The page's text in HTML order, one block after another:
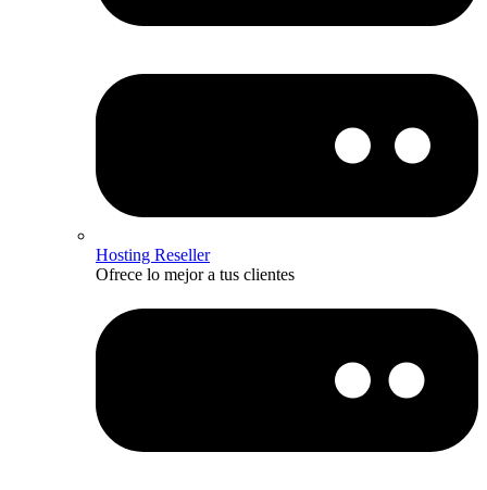
Hosting Reseller
Ofrece lo mejor a tus clientes